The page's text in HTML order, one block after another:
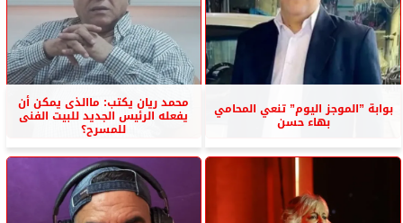
بوابة ”الموجز اليوم” تنعي المحامي
بهاء حسن
محمد ريان يكتب: ماالذى يمكن أن
يفعله الرئيس الجديد للبيت الفنى
للمسرح؟